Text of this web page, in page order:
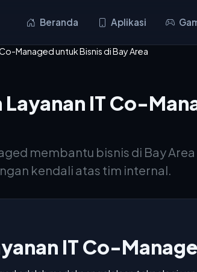
Beranda Aplikasi
Managed untuk Bisnis di Bay Area
IT Co-
membantu bisnis di Bay
kendali atas tim internal.
IT Co-